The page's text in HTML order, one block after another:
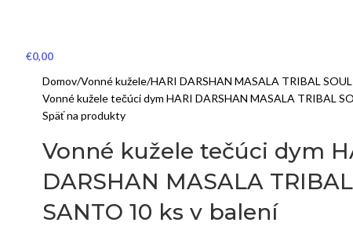
€0,00
Domov Vonné kužele HARI DARSHAN MASALA TRIBAL
Vonné kužele tečúci dym HARI DARSHAN MASALA TRIBAL
Späť na produkty
Vonné kužele tečúci dym
DARSHAN MASALA
SANTO 10 ks v balení